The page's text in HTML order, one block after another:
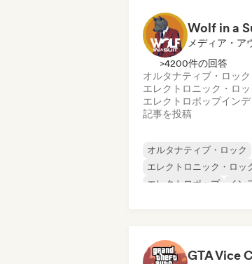
Wolf in a
>4200件の回答
オルタナティブ・ロック
エレクトロニック・ロッ
エレクトロポップイン
記事を投稿
オルタナティブ・ロック
エレクトロニック・ロッ
エレクトロポップ
イン